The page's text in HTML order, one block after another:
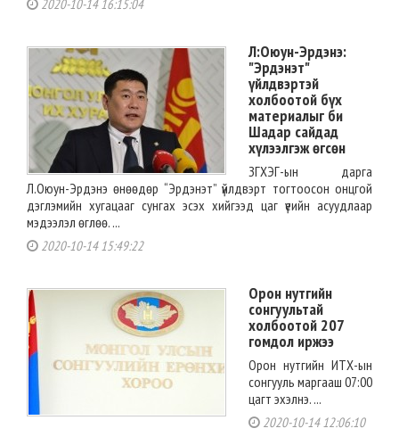
2020-10-14 16:15:04
Л:Оюун-Эрдэнэ:
"Эрдэнэт"
үйлдвэртэй
холбоотой бүх
материалыг би
Шадар сайдад
хүлээлгэж өгсөн
ЗГХЭГ-ын дарга
Л.Оюун-Эрдэнэ өнөөдөр “Эрдэнэт” үйлдвэрт тогтоосон онцгой
дэглэмийн хугацааг сунгах эсэх хийгээд цаг үеийн асуудлаар
мэдээлэл өглөө. ...
2020-10-14 15:49:22
Орон нутгийн
сонгуультай
холбоотой 207
гомдол иржээ
Орон нутгийн ИТХ-ын
сонгууль маргааш 07:00
цагт эхэлнэ. ...
2020-10-14 12:06:10